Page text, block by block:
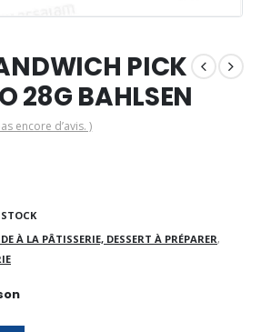
PICK
28G BAHLSEN
encore d’avis. )
À LA PÂTISSERIE, DESSERT À PRÉPARER,